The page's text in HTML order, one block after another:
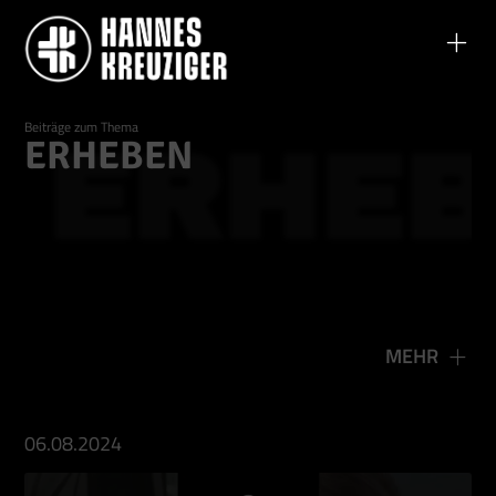
Beiträge zum Thema
ERHEBEN
MEHR
06.08.2024